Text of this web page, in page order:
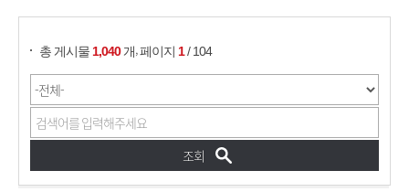
총 게시물 1,040 개,페이지 1/ 104